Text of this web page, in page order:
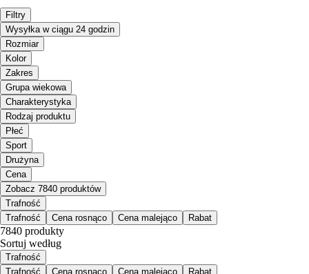
Filtry
Wysyłka w ciągu 24 godzin
Rozmiar
Kolor
Zakres
Grupa wiekowa
Charakterystyka
Rodzaj produktu
Płeć
Sport
Drużyna
Cena
Zobacz 7840 produktów
Trafność
Trafność
Cena rosnąco Cena malejąco Rabat
7840 produkty
Sortuj według
Trafność
Trafność
Cena rosnąco Cena malejąco Rabat